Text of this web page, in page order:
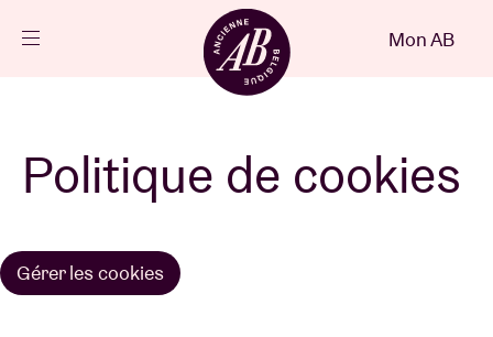
FR
Projets
Actualités
Mon AB
Politique de cookies
Gérer les cookies